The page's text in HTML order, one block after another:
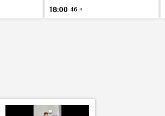
18:00 46 ր